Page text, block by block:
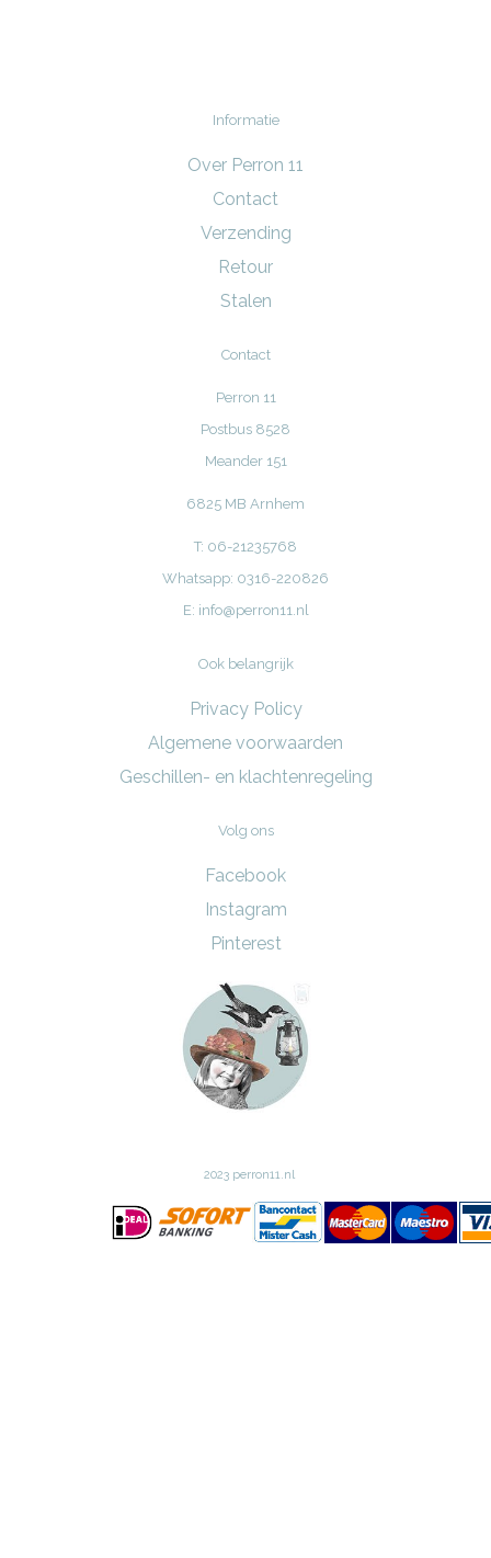
Informatie
Over Perron 11
Contact
Verzending
Retour
Stalen
Contact
Perron 11
Postbus 8528
Meander 151
6825 MB Arnhem
T: 06-21235768
Whatsapp: 0316-220826
E: info@perron11.nl
Ook belangrijk
Privacy Policy
Algemene voorwaarden
Geschillen- en klachtenregeling
Volg ons
Facebook
Instagram
Pinterest
2023 perron11.nl